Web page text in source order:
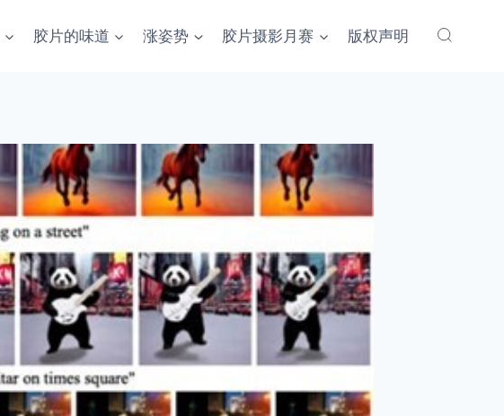
胶片的味道 涨姿势 胶片摄影月赛 版权声明